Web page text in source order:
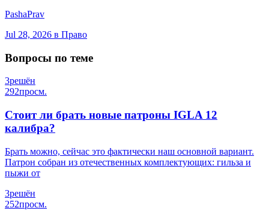
PashaPrav
Jul 28, 2026 в Право
Вопросы по теме
3решён
292просм.
Стоит ли брать новые патроны IGLA 12
калибра?
Брать можно, сейчас это фактически наш основной вариант.
Патрон собран из отечественных комплектующих: гильза и
пыжи от
3решён
252просм.